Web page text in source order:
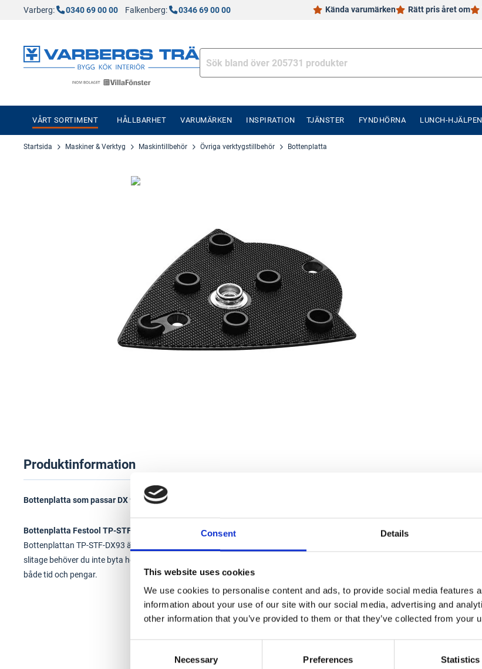
Consent Details
This website uses cookies
We use cookies to personalise content and ads, to provide social media features
information about your use of our site with our social media, advertising and
other information that you’ve provided to them or that they’ve collected from your
Necessary Preferences Statistics
Varberg: 0340 69 00 00 Falkenberg: 0346 69 00 00 Kända varumärken Rätt pris året om
VÅRT SORTIMENT HÅLLBARHET VARUMÄRKEN INSPIRATION TJÄNSTER FYNDHÖRNA LUNCH-HJÄLPEN
Startsida Maskiner & Verktyg Maskintillbehör Övriga verktygstillbehör Bottenplatta
Produktinformation
Bottenplatta som passar DX 93 och används för att fästa StickFix-tillbehöret TP-STF-V93-W.
Bottenplatta Festool TP-STF-DX93
Bottenplattan TP-STF-DX93 är lämplig för DX 93 och används för att fästa StickFix-tillbehöret TP-STF-V93-W. Vid
slitage behöver du inte byta hela bottenplattan - slipplattan fästs på bottenplattan med en tryckknapp, vilket sparar
både tid och pengar.